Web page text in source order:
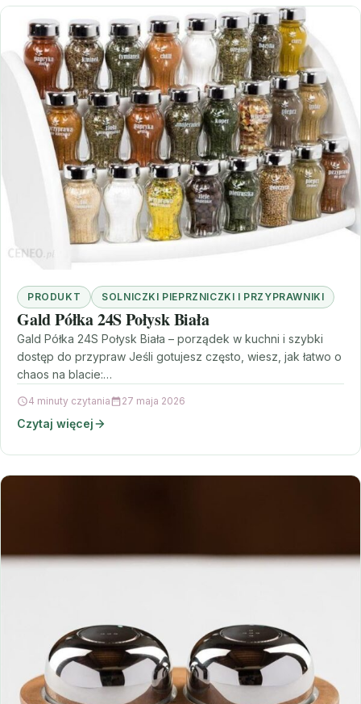
PRODUKT SOLNICZKI PIEPRZNICZKI I PRZYPRAWNIKI
Gald Półka 24S Połysk Biała
Gald Półka 24S Połysk Biała – porządek w kuchni i szybki
dostęp do przypraw Jeśli gotujesz często, wiesz, jak łatwo o
chaos na blacie:…
4 minuty czytania 27 maja 2026
Czytaj więcej